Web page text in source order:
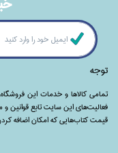
توجه
تمامی‌ کالاها و خدمات این
فعالیت‌های این سایت تابع قوانین
قیمت کتاب‌هایی که امکان اضافه